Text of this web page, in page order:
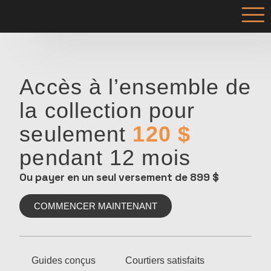
Accès à l’ensemble de
la collection pour
seulement 120 $
pendant 12 mois
Ou payer en un seul versement de 899 $
COMMENCER MAINTENANT
Guides conçus Courtiers satisfaits